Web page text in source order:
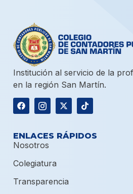
Institución al servicio de la
en la región San Martín.
ENLACES RÁPIDOS
Nosotros
Colegiatura
Transparencia